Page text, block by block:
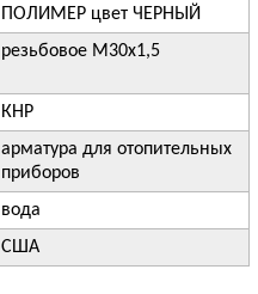
ПОЛИМЕР цвет ЧЕРНЫЙ
резьбовое M30x1,5
КНР
арматура для отопительных
приборов
вода
США